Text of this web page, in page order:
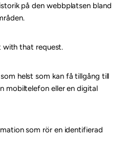
på den webbplatsen bland
with that request.
helst som kan få tillgång till
mobiltelefon eller en digital
som rör en identifierad